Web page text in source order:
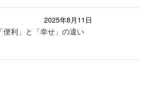
2025年8月11日
「便利」と「幸せ」の違い